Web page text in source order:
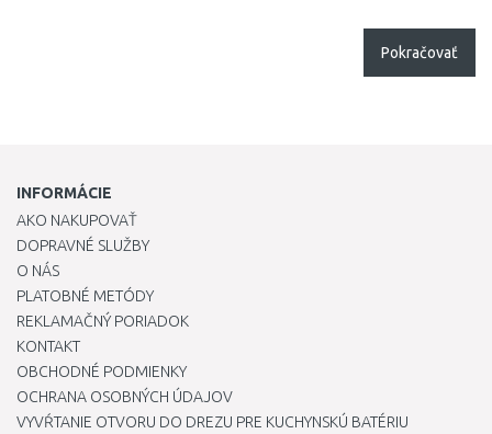
Pokračovať
INFORMÁCIE
AKO NAKUPOVAŤ
DOPRAVNÉ SLUŽBY
O NÁS
PLATOBNÉ METÓDY
REKLAMAČNÝ PORIADOK
KONTAKT
OBCHODNÉ PODMIENKY
OCHRANA OSOBNÝCH ÚDAJOV
VYVŔTANIE OTVORU DO DREZU PRE KUCHYNSKÚ BATÉRIU